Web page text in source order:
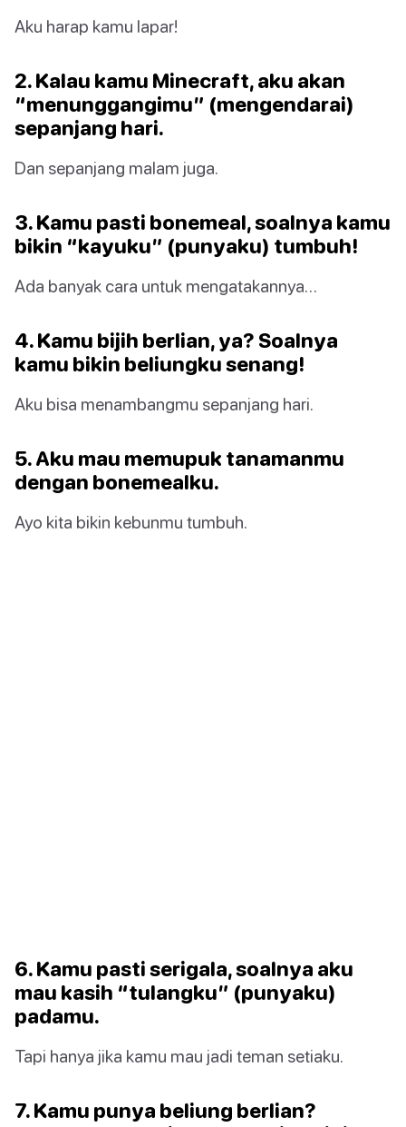
Aku harap kamu lapar!
2. Kalau kamu Minecraft, aku akan
“menunggangimu” (mengendarai)
sepanjang hari.
Dan sepanjang malam juga.
3. Kamu pasti bonemeal, soalnya kamu
bikin “kayuku” (punyaku) tumbuh!
Ada banyak cara untuk mengatakannya…
4. Kamu bijih berlian, ya? Soalnya
kamu bikin beliungku senang!
Aku bisa menambangmu sepanjang hari.
5. Aku mau memupuk tanamanmu
dengan bonemealku.
Ayo kita bikin kebunmu tumbuh.
6. Kamu pasti serigala, soalnya aku
mau kasih “tulangku” (punyaku)
padamu.
Tapi hanya jika kamu mau jadi teman setiaku.
7. Kamu punya beliung berlian?